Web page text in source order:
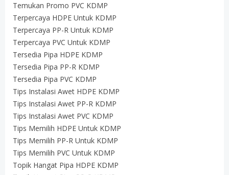
Temukan Promo PVC KDMP
Terpercaya HDPE Untuk KDMP
Terpercaya PP-R Untuk KDMP
Terpercaya PVC Untuk KDMP
Tersedia Pipa HDPE KDMP
Tersedia Pipa PP-R KDMP
Tersedia Pipa PVC KDMP
Tips Instalasi Awet HDPE KDMP
Tips Instalasi Awet PP-R KDMP
Tips Instalasi Awet PVC KDMP
Tips Memilih HDPE Untuk KDMP
Tips Memilih PP-R Untuk KDMP
Tips Memilih PVC Untuk KDMP
Topik Hangat Pipa HDPE KDMP